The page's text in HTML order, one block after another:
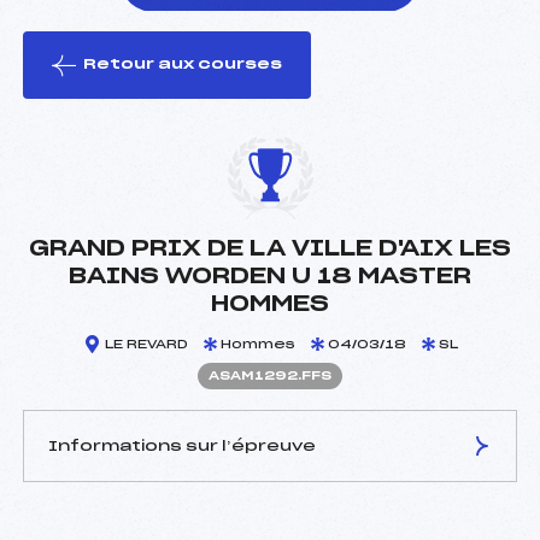
le ski
Retour aux courses
GRAND PRIX DE LA VILLE D'AIX LES
BAINS WORDEN U 18 MASTER
HOMMES
LE REVARD Hommes 04/03/18 SL
ASAM1292.FFS
Informations sur l’épreuve